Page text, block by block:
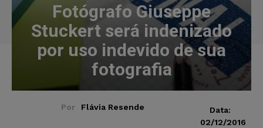
Fotógrafo Giuseppe
Stuckert será indenizado
por uso indevido de sua
fotografia
Por Flávia Resende
Data:
02/12/2016